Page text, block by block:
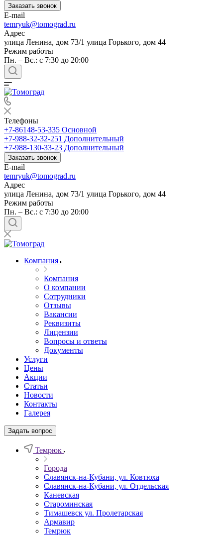
Заказать звонок
E-mail
temryuk@tomograd.ru
Адрес
улица Ленина, дом 73/1 улица Горького, дом 44
Режим работы
Пн. – Вс.: с 7:30 до 20:00
Телефоны
+7-86148-53-335 Основной
+7-988-32-32-251 Дополнительный
+7-988-130-33-23 Дополнительный
Заказать звонок
E-mail
temryuk@tomograd.ru
Адрес
улица Ленина, дом 73/1 улица Горького, дом 44
Режим работы
Пн. – Вс.: с 7:30 до 20:00
Компания
Компания
О компании
Сотрудники
Отзывы
Вакансии
Реквизиты
Лицензии
Вопросы и ответы
Документы
Услуги
Цены
Акции
Статьи
Новости
Контакты
Галерея
Задать вопрос
Темрюк
Города
Славянск-на-Кубани, ул. Ковтюха
Славянск-на-Кубани, ул. Отдельская
Каневская
Староминская
Тимашевск ул. Пролетарская
Армавир
Темрюк